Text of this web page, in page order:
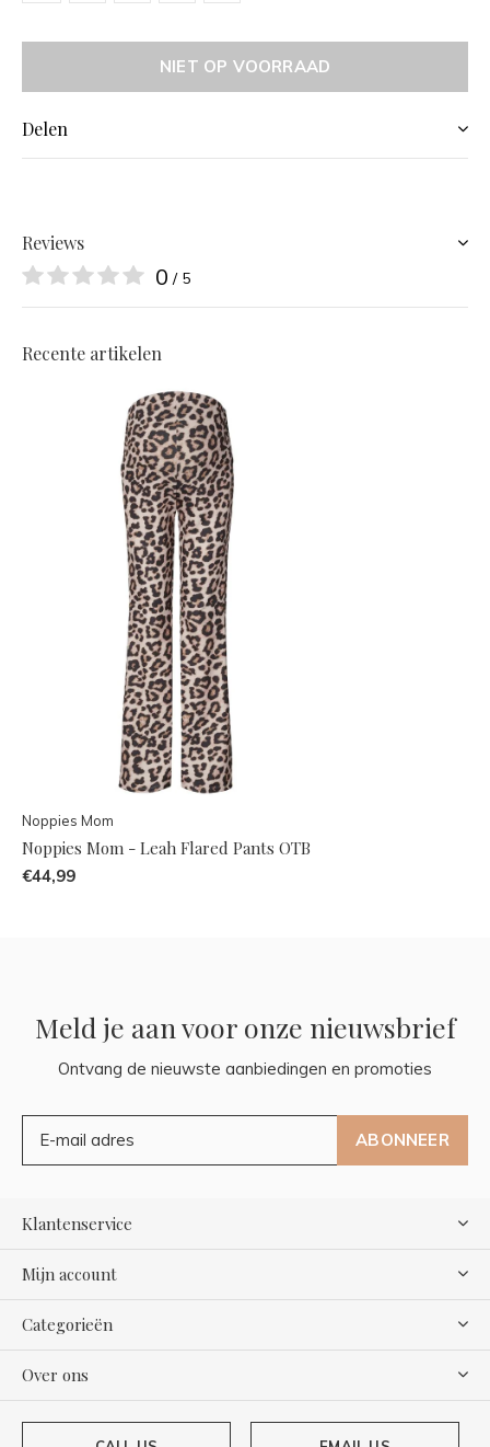
NIET OP VOORRAAD
Delen
Reviews
0 / 5
Recente artikelen
Noppies Mom
Noppies Mom - Leah Flared Pants OTB
€44,99
Meld je aan voor onze nieuwsbrief
Ontvang de nieuwste aanbiedingen en promoties
ABONNEER
Klantenservice
Mijn account
Categorieën
Over ons